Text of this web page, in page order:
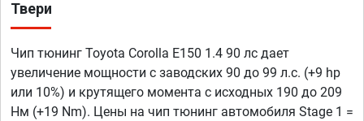
Твери
Чип тюнинг Toyota Corolla E150 1.4 90 лс дает
увеличение мощности с заводских 90 до 99 л.с. (+9 hp
или 10%) и крутящего момента с исходных 190 до 209
Нм (+19 Nm). Цены на чип тюнинг автомобиля Stage 1 =